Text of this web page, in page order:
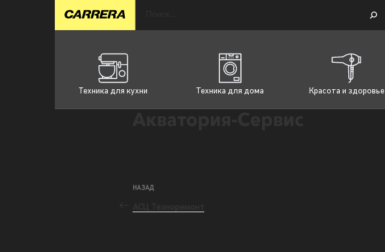
Техника для кухни Техника для дома Красота и здоровье
НАЗАД